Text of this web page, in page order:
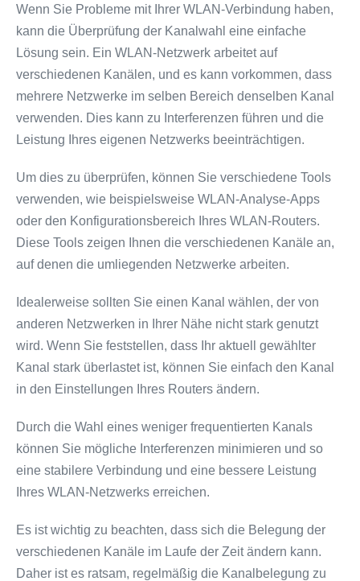
Wenn Sie Probleme mit Ihrer WLAN-Verbindung haben,
kann die Überprüfung der Kanalwahl eine einfache
Lösung sein. Ein WLAN-Netzwerk arbeitet auf
verschiedenen Kanälen, und es kann vorkommen, dass
mehrere Netzwerke im selben Bereich denselben Kanal
verwenden. Dies kann zu Interferenzen führen und die
Leistung Ihres eigenen Netzwerks beeinträchtigen.
Um dies zu überprüfen, können Sie verschiedene Tools
verwenden, wie beispielsweise WLAN-Analyse-Apps
oder den Konfigurationsbereich Ihres WLAN-Routers.
Diese Tools zeigen Ihnen die verschiedenen Kanäle an,
auf denen die umliegenden Netzwerke arbeiten.
Idealerweise sollten Sie einen Kanal wählen, der von
anderen Netzwerken in Ihrer Nähe nicht stark genutzt
wird. Wenn Sie feststellen, dass Ihr aktuell gewählter
Kanal stark überlastet ist, können Sie einfach den Kanal
in den Einstellungen Ihres Routers ändern.
Durch die Wahl eines weniger frequentierten Kanals
können Sie mögliche Interferenzen minimieren und so
eine stabilere Verbindung und eine bessere Leistung
Ihres WLAN-Netzwerks erreichen.
Es ist wichtig zu beachten, dass sich die Belegung der
verschiedenen Kanäle im Laufe der Zeit ändern kann.
Daher ist es ratsam, regelmäßig die Kanalbelegung zu